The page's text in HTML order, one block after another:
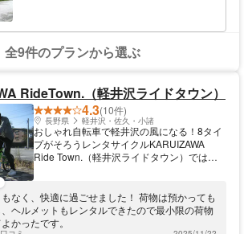
な種類のアスレチックが本当に沢山あり、小学
全てクリアする！と楽しんでいました。幼児も
ましたが、小さい子でも遊べるものも沢山あり
た。 またぜひ遊びにいかせていただきます(*^_^*)
全9件のプランから選ぶ
RideTown.（軽井沢ライドタウン）
4.3(10件)
長野県 軽井沢・佐久・小諸
おしゃれ自転車で軽井沢の風になる！8タイ
プがそろうレンタサイクルKARUIZAWA
Ride Town.（軽井沢ライドタウン）では、
転車など、8タイプから選べるレンタサイク
ルを提供しています。気軽にトライできる2
時間プランから、キャンプや宿泊にも対応で
なく、快適に過ごせました！ 荷物は預かっても
ヘルメットもレンタルできたので最小限の荷物
かったです。